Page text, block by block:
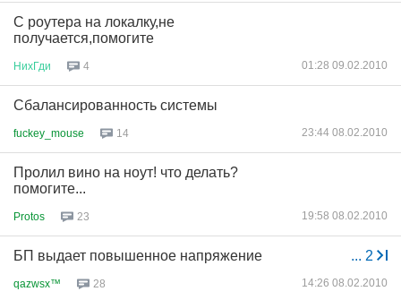
С роутера на локалку,не
получается,помогите
НихГди 4 01:28 09.02.2010
Сбалансированность системы
fuckey_mouse 14 23:44 08.02.2010
Пролил вино на ноут! что делать?
помогите...
Protos 23 19:58 08.02.2010
... 2
БП выдает повышенное напряжение
qazwsx™ 28 14:26 08.02.2010